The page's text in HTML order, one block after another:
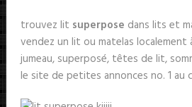
trouvez lit superpose dans lits et
vendez un lit ou matelas localement
jumeau, superposé, têtes de lit,
le site de petites annonces no. 1 au